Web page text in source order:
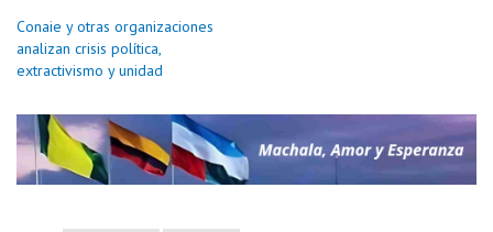
Conaie y otras organizaciones
analizan crisis política,
extractivismo y unidad